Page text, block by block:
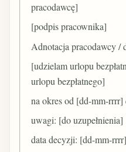
pracodawcę]
[podpis pracownika]
Adnotacja pracodawcy /
[udzielam urlopu
urlopu bezpłatnego]
na okres od [dd-mm-
uwagi: [do uzupełnienia]
data decyzji: [dd-mm-rrrr]